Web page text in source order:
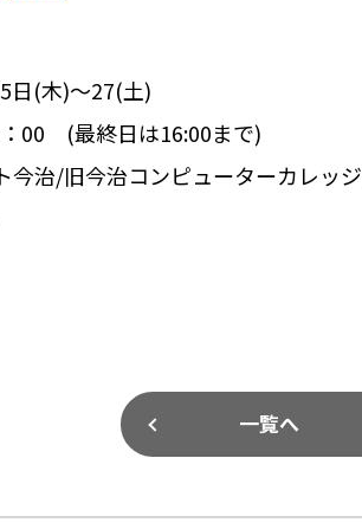
日(木)～27(土)
： 00 (最終日は16:00まで)
今治/旧今治コンピューターカレッジ
一覧へ